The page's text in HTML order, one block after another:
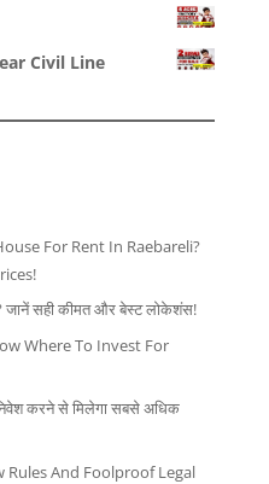
Civil Line
For Rent In Raebareli?
जानें सही कीमत और बेस्ट लोकेशंस!
Where To Invest For
करने से मिलेगा सबसे अधिक
Rules And Foolproof Legal